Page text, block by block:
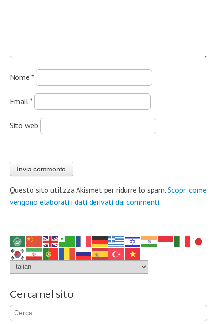
Nome *
Email *
Sito web
Questo sito utilizza Akismet per ridurre lo spam. Scopri come
vengono elaborati i dati derivati dai commenti.
Cerca nel sito
Ricerca
per: